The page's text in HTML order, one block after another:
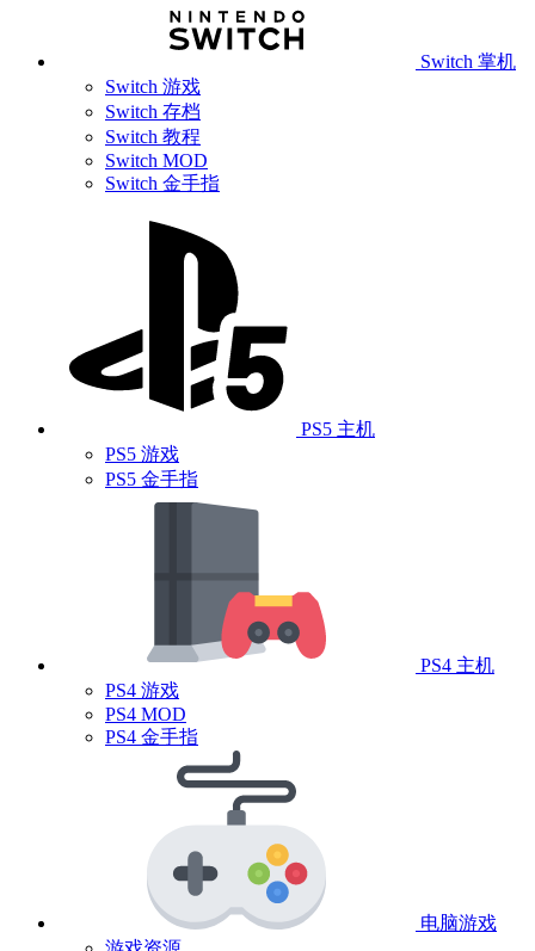
Switch 掌机
Switch 游戏
Switch 存档
Switch 教程
Switch MOD
Switch 金手指
PS5 主机
PS5 游戏
PS5 金手指
PS4 主机
PS4 游戏
PS4 MOD
PS4 金手指
电脑游戏